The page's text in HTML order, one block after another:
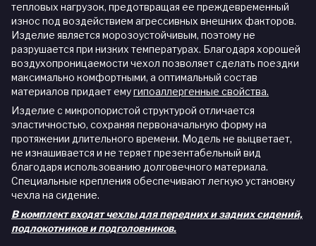
тепловых нагрузок, предотвращая ее преждевременный
износ под воздействием агрессивных внешних факторов.
Изделие является морозоустойчивым, поэтому не
разрушается при низких температурах. Благодаря хорошей
воздухопроницаемости чехол позволяет сделать поездки
максимально комфортными, а оптимальный состав
материалов придает емугипоаллергенные свойства.
Изделие с микропористой структурой отличается
эластичностью, сохраняя первоначальную форму на
протяжении длительного времени. Модель не выцветает,
не изнашивается и не теряет презентабельный вид
благодаря использованию долговечного материала.
Специальные крепления обеспечивают легкую установку
чехла на сидение.
В комплект входят чехлы для передних и задних сидений,
подлокотников и подголовников.